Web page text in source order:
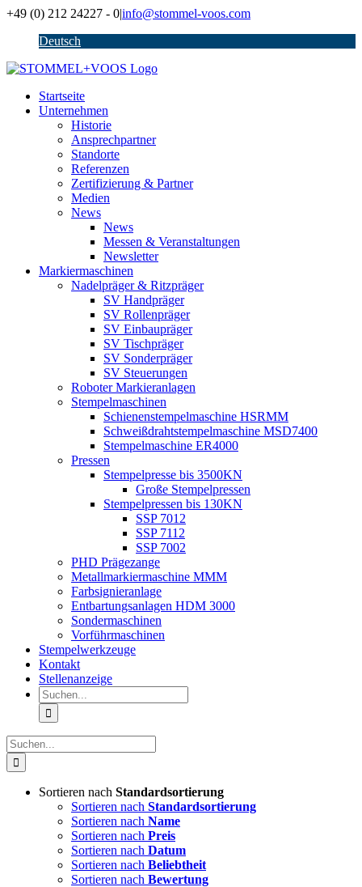
Zum
springen
+49 (0) 212 24227 - 0|info@stommel-voos.com
Deutsch
Startseite
Unternehmen
Historie
Ansprechpartner
Standorte
Referenzen
Zertifizierung & Partner
Medien
News
News
Messen & Veranstaltungen
Newsletter
Markiermaschinen
Nadelpräger & Ritzpräger
SV Handpräger
SV Rollenpräger
SV Einbaupräger
SV Tischpräger
SV Sonderpräger
SV Steuerungen
Roboter Markieranlagen
Stempelmaschinen
Schienenstempelmaschine HSRMM
Schweißdrahtstempelmaschine MSD7400
Stempelmaschine ER4000
Pressen
Stempelpresse bis 3500KN
Große Stempelpressen
Stempelpressen bis 130KN
SSP 7012
SSP 7112
SSP 7002
PHD Prägezange
Metallmarkiermaschine MMM
Farbsignieranlage
Entbartungsanlagen HDM 3000
Sondermaschinen
Vorführmaschinen
Stempelwerkzeuge
Kontakt
Stellenanzeige
Suche
nach:
Suche
nach:
Sortieren nach Standardsortierung
Sortieren nach Standardsortierung
Sortieren nach Name
Sortieren nach Preis
Sortieren nach Datum
Sortieren nach Beliebtheit
Sortieren nach Bewertung